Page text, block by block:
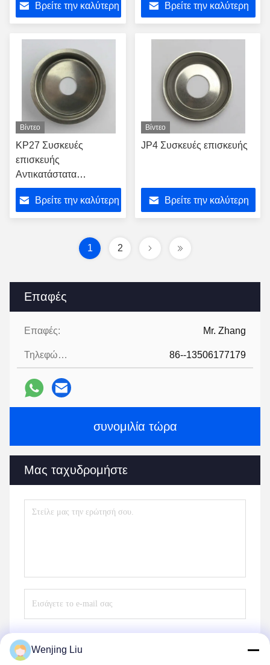
Επαφές
Επαφές: Mr. Zhang
Τηλεφώνημα: 86--13506177179
συνομιλία τώρα
Μας ταχυδρομήστε
6,3 mmΒρείτε την καλύτερη Βρείτε την καλύτερη
Βίντεο
KP27 Συσκευές
επισκευής
Αντικατάστατα
Συσκευάσματα
Εκπομπές
τουρβοσυμπιεστή
τουρβοσυμπιεστή
Βρείτε την καλύτερη
Βίντεο
JP4 Συσκευές επισκευής
Βρείτε την καλύτερη
1 2
Wenjing Liu